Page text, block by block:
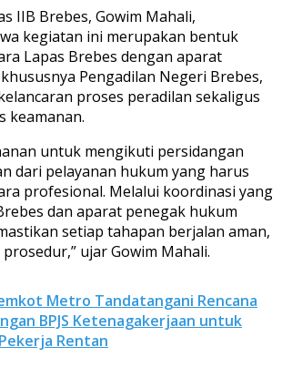
IIB Brebes, Gowim Mahali,
kegiatan ini merupakan bentuk
Lapas Brebes dengan aparat
Pengadilan Negeri Brebes,
proses peradilan sekaligus
keamanan.
untuk mengikuti persidangan
dari pelayanan hukum yang harus
profesional. Melalui koordinasi yang
dan aparat penegak hukum
setiap tahapan berjalan aman,
ujar Gowim Mahali.
Metro Tandatangani Rencana
BPJS Ketenagakerjaan untuk
Rentan